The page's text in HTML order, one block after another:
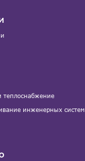
теплоснабжение
инженерных систем